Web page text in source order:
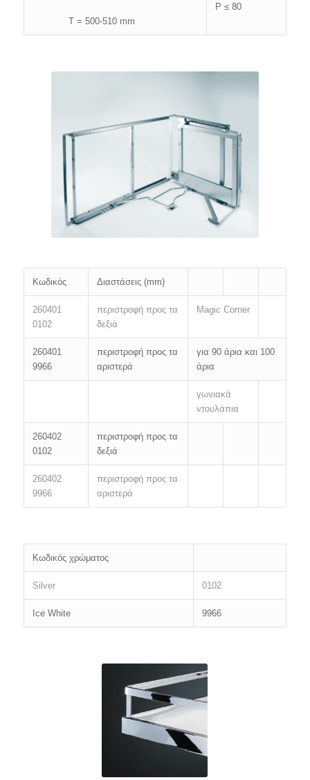
T = 500-510 mm
P ≤ 80
Κωδικός Διαστάσεις (mm)
260401
0102
περιστροφή προς τα
δεξιά
Magic Corner
260401
9966
περιστροφή προς τα
αριστερά
για 90 άρια και 100
άρια
γωνιακά
ντουλάπια
260402
0102
περιστροφή προς τα
δεξιά
260402
9966
περιστροφή προς τα
αριστερά
Κωδικός χρώματος
Silver 0102
Ice White 9966